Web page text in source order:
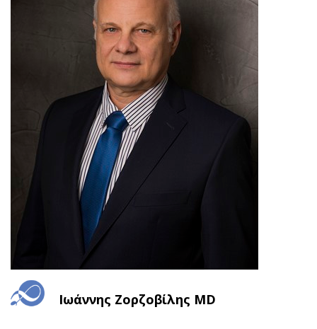
Ιωάννης Ζορζοβίλης MD